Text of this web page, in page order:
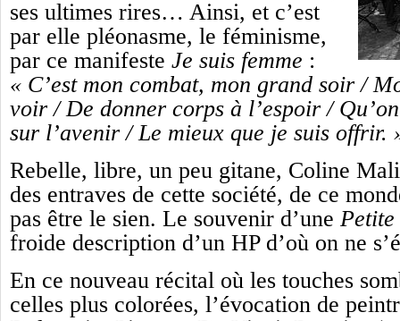
ses ultimes rires… Ainsi, et c’est
par elle pléonasme, le féminisme,
par ce manifeste Je suis femme :
« C’est mon combat, mon grand soir /
voir / De donner corps à l’espoir /
sur l’avenir / Le mieux que je suis offrir.
Rebelle, libre, un peu gitane, Coline
des entraves de cette société, de ce
pas être le sien. Le souvenir d’une Petite
froide description d’un HP d’où on ne
En ce nouveau récital où les touches
celles plus colorées, l’évocation de